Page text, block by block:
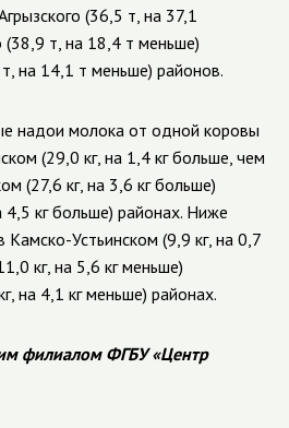
(36,5 т, на 37,1
(38,9 т, на 18,4 т меньше)
на 14,1 т меньше) районов.
надои молока от одной коровы
(29,0 кг, на 1,4 кг больше, чем
(27,6 кг, на 3,6 кг больше)
4,5 кг больше) районах. Ниже
Камско-Устьинском (9,9 кг, на 0,7
кг, на 5,6 кг меньше)
на 4,1 кг меньше) районах.
филиалом ФГБУ «Центр